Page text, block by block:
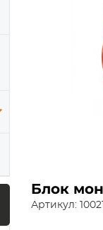
Блок
Артикул: